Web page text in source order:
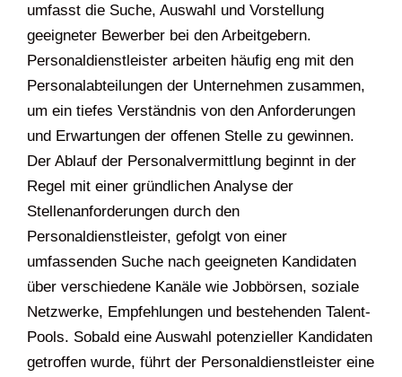
umfasst die Suche, Auswahl und Vorstellung
geeigneter Bewerber bei den Arbeitgebern.
Personaldienstleister arbeiten häufig eng mit den
Personalabteilungen der Unternehmen zusammen,
um ein tiefes Verständnis von den Anforderungen
und Erwartungen der offenen Stelle zu gewinnen.
Der Ablauf der Personalvermittlung beginnt in der
Regel mit einer gründlichen Analyse der
Stellenanforderungen durch den
Personaldienstleister, gefolgt von einer
umfassenden Suche nach geeigneten Kandidaten
über verschiedene Kanäle wie Jobbörsen, soziale
Netzwerke, Empfehlungen und bestehenden Talent-
Pools. Sobald eine Auswahl potenzieller Kandidaten
getroffen wurde, führt der Personaldienstleister eine